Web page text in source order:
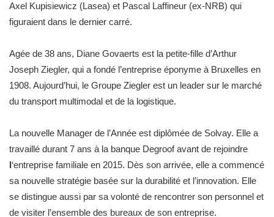
Axel Kupisiewicz (Lasea) et Pascal Laffineur (ex-NRB) qui
figuraient dans le dernier carré.
Agée de 38 ans, Diane Govaerts est la petite-fille d’Arthur
Joseph Ziegler, qui a fondé l’entreprise éponyme à Bruxelles en
1908. Aujourd’hui, le Groupe Ziegler est un leader sur le marché
du transport multimodal et de la logistique.
La nouvelle Manager de l’Année est diplômée de Solvay. Elle a
travaillé durant 7 ans à la banque Degroof avant de rejoindre
l‘entreprise familiale en 2015. Dès son arrivée, elle a commencé
sa nouvelle stratégie basée sur la durabilité et l’innovation. Elle
se distingue aussi par sa volonté de rencontrer son personnel et
de visiter l’ensemble des bureaux de son entreprise.